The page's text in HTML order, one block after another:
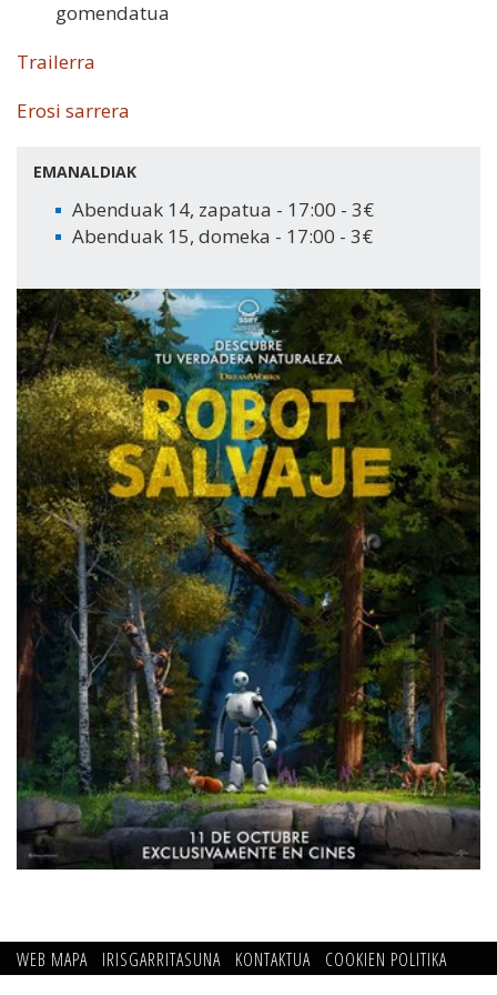
gomendatua
Trailerra
Erosi sarrera
EMANALDIAK
Abenduak 14, zapatua - 17:00 - 3€
Abenduak 15, domeka - 17:00 - 3€
WEB MAPA IRISGARRITASUNA KONTAKTUA
COOKIEN POLITIKA
PRIBATUTASUN POLITIKA